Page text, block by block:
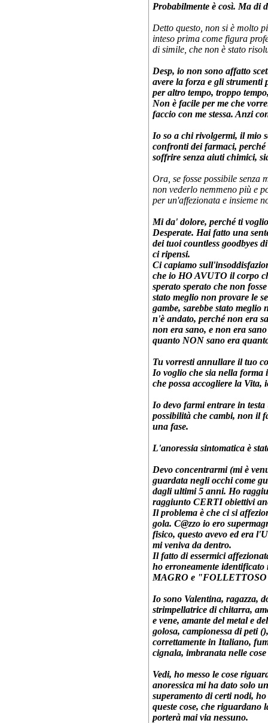
Probabilmente è così. Ma di
Detto questo, non si è molto
inteso prima come figura
di simile, che non è stato
Desp, io non sono affatto
avere la forza e gli strumenti
per altro tempo, troppo
Non è facile per me che
faccio con me stessa. Anzi
Io so a chi rivolgermi, il mio
confronti dei farmaci,
soffrire senza aiuti chimici,
Ora, se fosse possibile
non vederlo nemmeno più e
per un'affezionata e insieme
Mi da' dolore, perché ti
Desperate. Hai fatto una
dei tuoi countless goodbyes
ci ripensi.
Ci capiamo
che io HO AVUTO il corpo
sperato sperato che non
stato meglio non provare le
gambe, sarebbe stato
n'è andato, perché non era
non era sano, e non era
quanto NON sano era
Tu vorresti annullare il tuo
Io voglio che sia nella forma
che possa accogliere la
Io devo farmi entrare in
possibilità che cambi, non il
una fase.
L'anoressia sintomatica è
Devo concentrarmi (mi è
guardata negli occhi come
dagli ultimi 5 anni. Ho
raggiunto CERTI obiettivi
Il problema è che ci si
gola. C@zzo io ero
fisico, questo avevo ed era
mi veniva da dentro.
Il fatto di essermici
ho erroneamente
MAGRO e
Io sono Valentina, ragazza,
strimpellatrice di chitarra,
e vene, amante del metal e
golosa, campionessa di peti (
correttamente in Italiano,
cignala, imbranata nelle
Vedi, ho messo le cose
anoressica mi ha dato solo
superamento di certi nodi,
queste cose, che riguardano
porterà mai via nessuno.